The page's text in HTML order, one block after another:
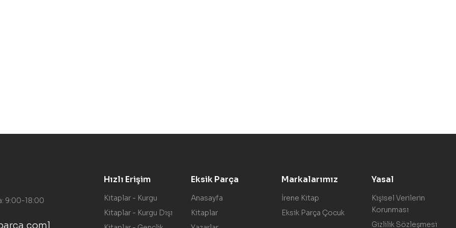
9:00-18:00
Hızlı Erişim
Kitaplar - Kurgu
Kitaplar - Kurgu Dışı
Eksik Parça
Anasayfa
Kitaplar
Markalarımız
İrene Kitap
Eksik Parça Çocuk
Yasal
Kişisel Verilerin
Korunması
Gizlilik Sözleşmesi